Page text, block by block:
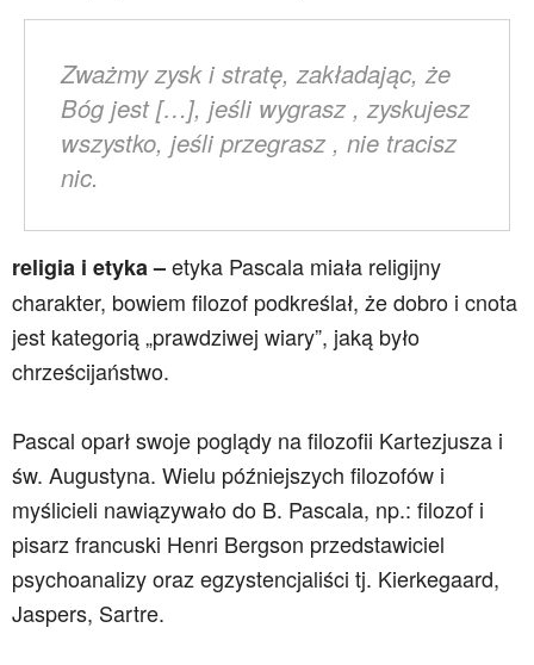
Zważmy zysk i stratę, zakładając, że
Bóg jest […], jeśli wygrasz , zyskujesz
wszystko, jeśli przegrasz , nie tracisz
nic.
religia i etyka –etyka Pascala miała religijny
charakter, bowiem filozof podkreślał, że dobro i cnota
jest kategorią „prawdziwej wiary”, jaką było
chrześcijaństwo.
Pascal oparł swoje poglądy na filozofii Kartezjusza i
św. Augustyna. Wielu późniejszych filozofów i
myślicieli nawiązywało do B. Pascala, np.: filozof i
pisarz francuski Henri Bergson przedstawiciel
psychoanalizy oraz egzystencjaliści tj. Kierkegaard,
Jaspers, Sartre.